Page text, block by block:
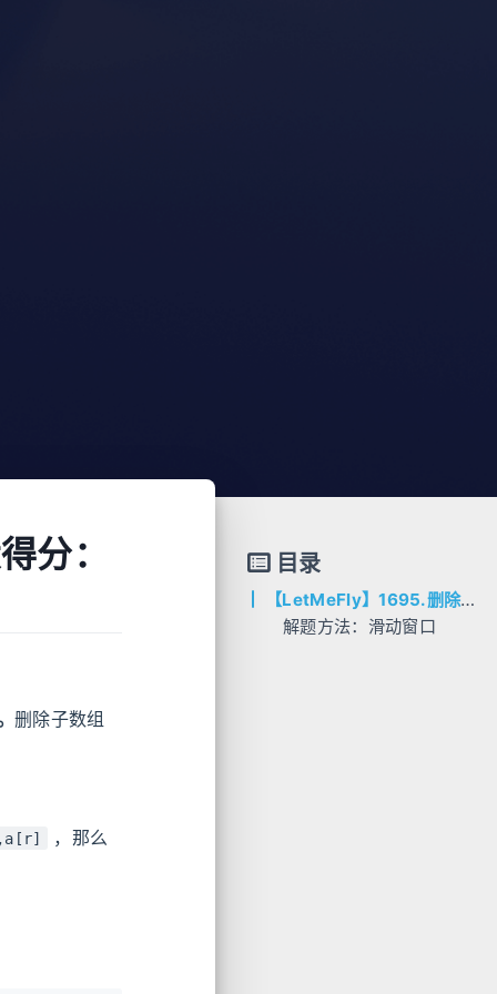
分：
删除子数组
，那么
目录
【LetMeFly】1695.删除子数组的最大得分：滑动窗口(哈希表)
解题方法：滑动窗口